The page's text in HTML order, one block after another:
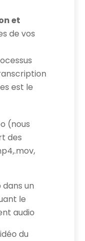
et
de vos
est le
(nous
des
dans un
le
audio
du